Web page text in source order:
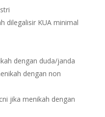
dilegalisir KUA minimal
dengan duda/janda
dengan non
jika menikah dengan